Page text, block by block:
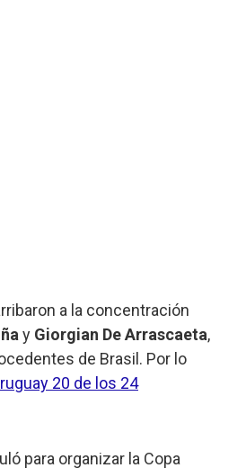
a la concentración
y Giorgian De Arrascaeta,
de Brasil. Por lo
20 de los 24
para organizar la Copa